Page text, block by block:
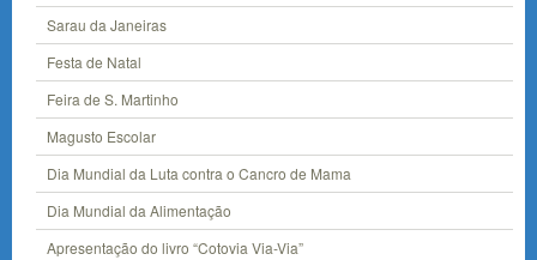
Sarau da Janeiras
Festa de Natal
Feira de S. Martinho
Magusto Escolar
Dia Mundial da Luta contra o Cancro de Mama
Dia Mundial da Alimentação
Apresentação do livro “Cotovia Via-Via”